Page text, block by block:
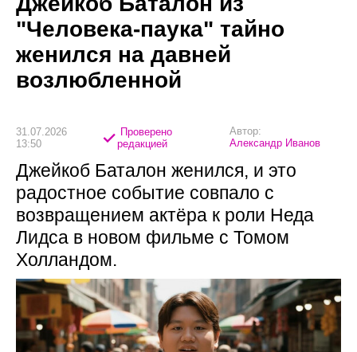
"Человека-паука" тайно
женился на давней
возлюбленной
31.07.2026
13:50
Проверено
редакцией
Автор:
Александр Иванов
Джейкоб Баталон женился, и это
радостное событие совпало с
возвращением актёра к роли Неда
Лидса в новом фильме с Томом
Холландом.